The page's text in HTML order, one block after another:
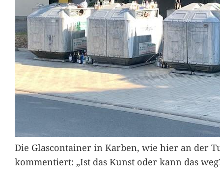
Die Glascontainer in Karben, wie hier an der
kommentiert: „Ist das Kunst oder kann das